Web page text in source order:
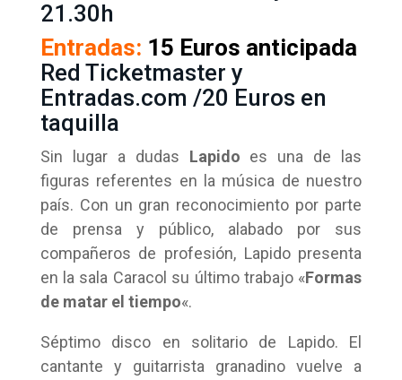
21.30h
Entradas: 15 Euros anticipada
Red Ticketmaster y
Entradas.com /20 Euros en
taquilla
Sin lugar a dudas Lapido es una de las
figuras referentes en la música de nuestro
país. Con un gran reconocimiento por parte
de prensa y público, alabado por sus
compañeros de profesión, Lapido presenta
en la sala Caracol su último trabajo «Formas
de matar el tiempo«.
Séptimo disco en solitario de Lapido. El
cantante y guitarrista granadino vuelve a